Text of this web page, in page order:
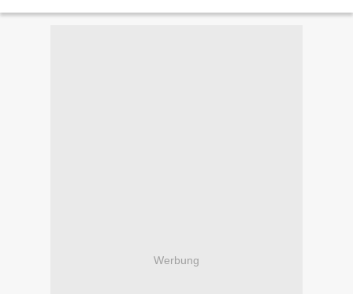
Werbung